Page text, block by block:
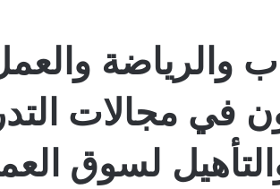
والرياضة
في مجالات
لسوق